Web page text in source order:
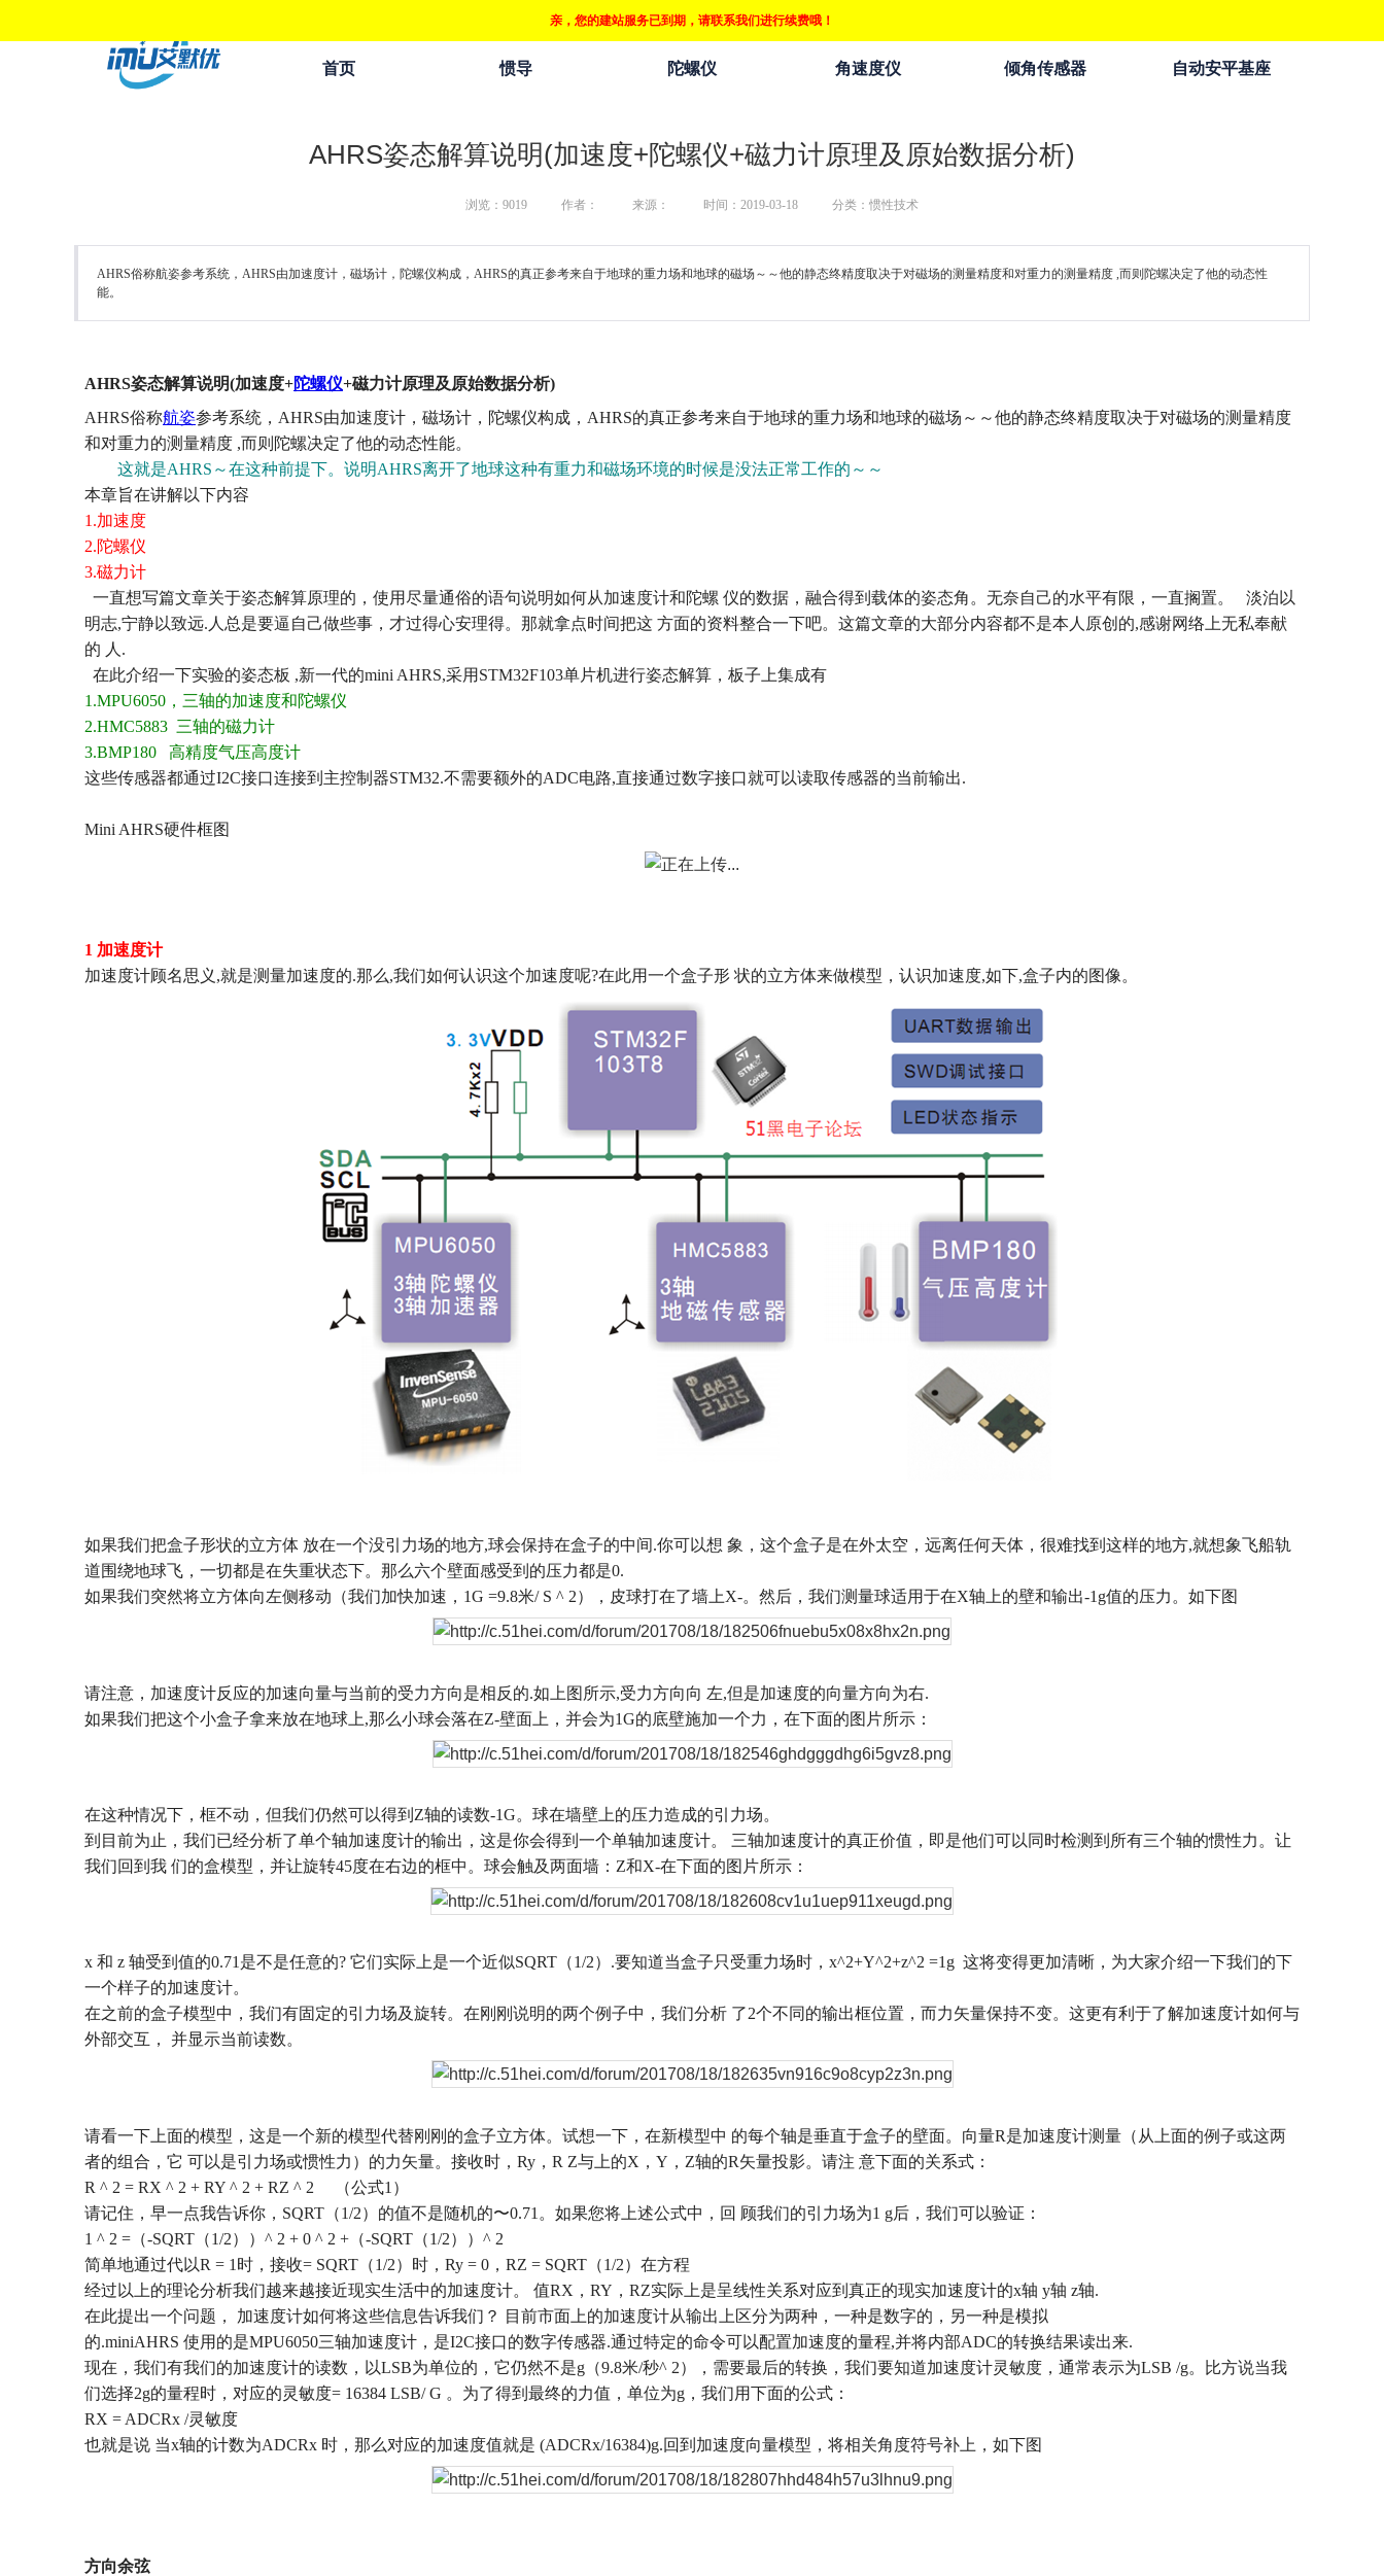
亲，您的建站服务已到期，请联系我们进行续费哦！
首页 惯导 陀螺仪 角速度仪 倾角传感器 自动安平基座
AHRS姿态解算说明(加速度+陀螺仪+磁力计原理及原始数据分析)
浏览： 9019 作者： 来源： 时间：2019-03-18 分类：惯性技术
AHRS俗称航姿参考系统，AHRS由加速度计，磁场计，陀螺仪构成，AHRS的真正参考来自于地球的重力场和地球的磁场～～他的静态终精度取决于对磁场的测量精度和对重力的测量精度 ,而则陀螺决定了他的动态性
能。
AHRS姿态解算说明(加速度+陀螺仪+磁力计原理及原始数据分析)
AHRS俗称航姿参考系统， AHRS由加速度计，磁场计，陀螺仪构成， AHRS的真正参考来自于地球的重力场和地球的磁场～～他的静态终精度取决于对磁场的测量精度
和对重力的测量精度 ,而则陀螺决定了他的动态性能。
这就是AHRS ～在这种前提下。说明AHRS离开了地球这种有重力和磁场环境的时候是没法正常工作的～～
本章旨在讲解以下内容
1.加速度
2.陀螺仪
3.磁力计
一直想写篇文章关于姿态解算原理的，使用尽量通俗的语句说明如何从加速度计和陀螺 仪的数据，融合得到载体的姿态角。无奈自己的水平有限，一直搁置。
淡泊以
明志,宁静以致远. 人总是要逼自己做些事，才过得心安理得。那就拿点时间把这 方面的资料整合一下吧。这篇文章的大部分内容都不是本人原创的,感谢网络上无私奉献
的 人 .
在此介绍一下实验的姿态板 ,新一代的mini AHRS,采用 STM32F103单片机进行姿态解算，板子上集成有
1.MPU6050 ，三轴的加速度和陀螺仪
2.HMC5883 三轴的磁力计
3.BMP180 高精度气压高度计
这些传感器都通过I2C接口连接到主控制器STM32.不需要额外的ADC电路,直接通过数字接口就可以读取传感器的当前输出.
Mini AHRS硬件框图
1 加速度计
加速度计顾名思义 ,就是测量加速度的.那么,我们如何认识这个加速度呢?在此用一个盒子形 状的立方体来做模型，认识加速度,如下,盒子内的图像。
如果我们把盒子形状的立方体 放在一个没引力场的地方,球会保持在盒子的中间.你可以想 象，这个盒子是在外太空，远离任何天体，很难找到这样的地方,就想象飞船轨
道围绕地球飞，一切都是在失重状态下。那么六个壁面感受到的压力都是0.
如果我们突然将立方体向左侧移动（我们加快加速， 1G =9.8米/ S ^ 2），皮球打在了墙上X-。然后，我们测量球适用于在X轴上的壁和输出-1g值的压力。如下图
请注意，加速度计反应的加速向量与当前的受力方向是相反的.如上图所示,受力方向向 左,但是加速度的向量方向为右.
如果我们把这个小盒子拿来放在地球上,那么小球会落在Z-壁面上，并会为1G的底壁施加一个力，在下面的图片所示：
在这种情况下，框不动，但我们仍然可以得到 Z轴的读数-1G。球在墙壁上的压力造成的引力场。
到目前为止，我们已经分析了单个轴加速度计的输出，这是你会得到一个单轴加速度计。
三轴加速度计的真正价值，即是他们可以同时检测到所有三个轴的惯性力。让
我们回到我 们的盒模型，并让旋转45度在右边的框中。球会触及两面墙： Z和X-在下面的图片所示：
x 和 z 轴受到值的0.71 是不是任意的? 它们实际上是一个近似SQRT （1/2） .要知道当盒子只受重力场时， x^2+Y^2+z^2 =1g 这将变得更加清晰，为大家介绍一下我们的下
一个样子的加速度计。
在之前的盒子模型中，我们有固定的引力场及旋转。在刚刚说明的两个例子中，我们分析 了2个不同的输出框位置，而力矢量保持不变。这更有利于了解加速度计如何与
外部交互，
并显示当前读数。
请看一下上面的模型，这是一个新的模型代替刚刚的盒子立方体。试想一下，在新模型中 的每个轴是垂直于盒子的壁面。向量R是加速度计测量（从上面的例子或这两
者的组合，它 可以是引力场或惯性力）的力矢量。接收时， Ry ， R Z与上的X ， Y ， Z轴的R矢量投影。请注 意下面的关系式：
R ^ 2 = RX ^ 2 + RY ^ 2 + RZ ^ 2
（公式1 ）
请记住，早一点我告诉你， SQRT （1/2）的值不是随机的〜0.71 。如果您将上述公式中，回 顾我们的引力场为1 g后，我们可以验证：
1 ^ 2 = （-SQRT （1/2）） ^ 2 + 0 ^ 2 + （-SQRT （1/2）） ^ 2
简单地通过代以R = 1 时，接收= SQRT （1/2）时， Ry = 0 ， RZ = SQRT （1/2）在方程
经过以上的理论分析我们越来越接近现实生活中的加速度计。
值RX ， RY ， RZ实际上是呈线性关系对应到真正的现实加速度计的x轴 y轴 z轴.
在此提出一个问题，
加速度计如何将这些信息告诉我们？
目前市面上的加速度计从输出上区分为两种，一种是数字的，另一种是模拟
的.miniAHRS 使用的是MPU6050三轴加速度计，是I2C接口的数字传感器.通过特定的命令可以配置加速度的量程,并将内部ADC的转换结果读出来.
现在，我们有我们的加速度计的读数，以LSB为单位的，它仍然不是g （9.8米/秒^ 2），需要最后的转换，我们要知道加速度计灵敏度，通常表示为LSB /g。比方说当我
们选择2g的量程时，对应的灵敏度= 16384 LSB/ G 。为了得到最终的力值，单位为g ，我们用下面的公式：
RX = ADCRx /灵敏度
也就是说 当x轴的计数为ADCRx 时，那么对应的加速度值就是 (ADCRx/16384)g.回到加速度向量模型，将相关角度符号补上，如下图
方向余弦